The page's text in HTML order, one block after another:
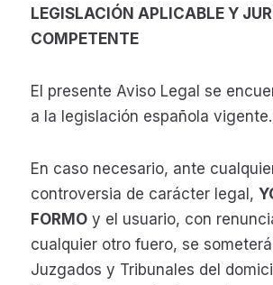
LEGISLACIÓN APLICABLE Y
COMPETENTE
El presente Aviso Legal se
a la legislación española vigente.
En caso necesario, ante
controversia de carácter legal,
FORMOy el usuario, con
cualquier otro fuero, se
Juzgados y Tribunales del